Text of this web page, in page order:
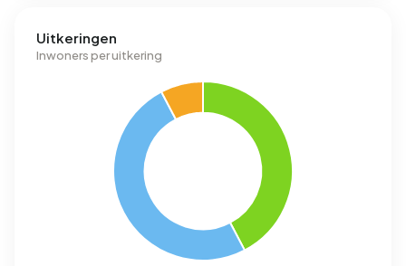
Uitkeringen
Inwoners per uitkering